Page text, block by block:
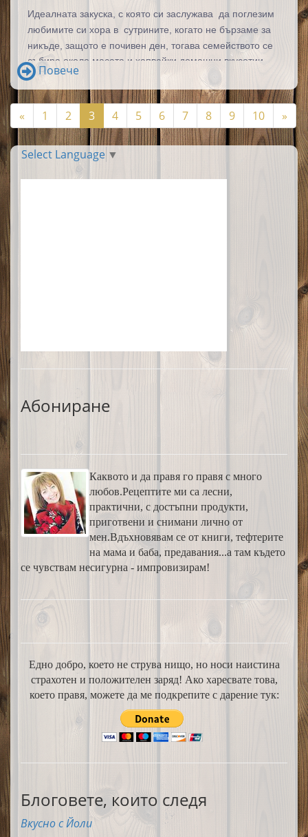
Идеалната закуска, с която си заслужава
да поглезим
любимите си хора в сутрините, когато не бързаме за
никъде, защото е почивен ден, тогава семейството се
събира около масата и хапвайки домашни вкусотии,
прекарва дълго време в сладки приказки.
Повече
« 1 2 3 4 5 6 7 8 9 10 »
Select Language ▼
Абониране
Каквото и да правя го правя с много
любов.Рецептите ми са лесни,
практични, с достъпни продукти,
приготвени и снимани лично от
мен.Вдъхновявам се от книги, тефтерите
на мама и баба, предавания...а там където
се чувствам несигурна - импровизирам!
Едно добро, което не струва нищо, но носи наистина
страхотен и положителен заряд! Ако харесвате това,
което правя, можете да ме подкрепите с дарение тук:
Блоговете, които следя
Вкусно с Йоли